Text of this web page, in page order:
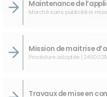
Marché sans publicité ni
Procédure adaptée | 24S0025